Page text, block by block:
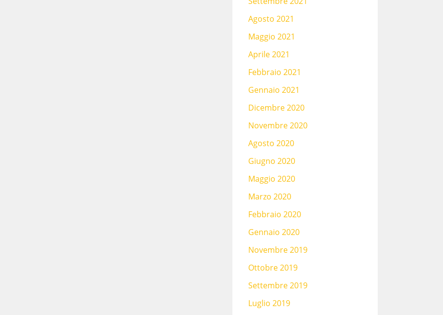
Agosto 2021
Maggio 2021
Aprile 2021
Febbraio 2021
Gennaio 2021
Dicembre 2020
Novembre 2020
Agosto 2020
Giugno 2020
Maggio 2020
Marzo 2020
Febbraio 2020
Gennaio 2020
Novembre 2019
Ottobre 2019
Settembre 2019
Luglio 2019